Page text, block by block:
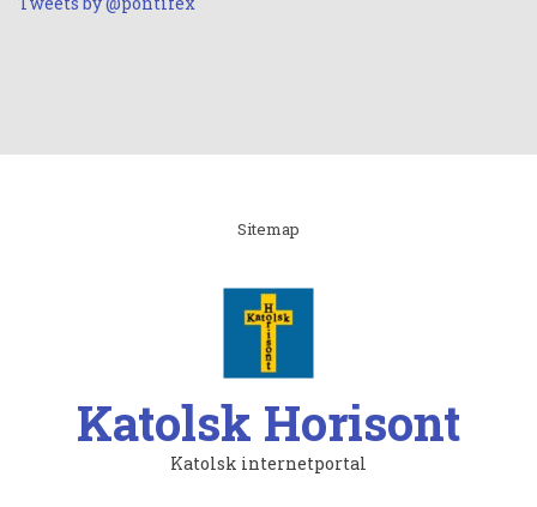
Sitemap
Katolsk Horisont
Katolsk internetportal